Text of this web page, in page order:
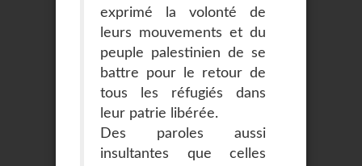
exprimé la volonté de
leurs mouvements et du
peuple palestinien de se
battre pour le retour de
tous les réfugiés dans
leur patrie libérée.
Des paroles aussi
insultantes que celles